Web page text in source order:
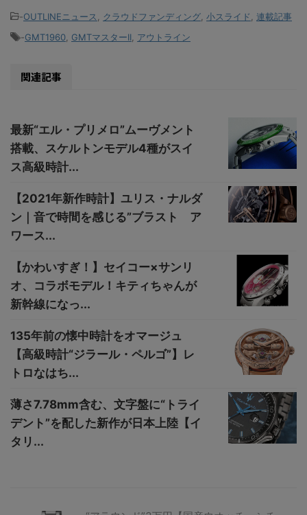
-OUTLINEニュース クラウドファンディング 小スライド
連載記事
-GMT1960 GMTマスターII アウトライン
関連記事
最新“エル・プリメロ”ムーヴメント
搭載、スケルトンモデル4種がスイ
ス高級時計...
【2021年新作時計】ユリス・ナルダ
ン｜音で時間を感じる”ブラスト ア
ワース...
【かわいすぎ！】セイコー×サンリ
オ、コラボモデル！キティちゃんが
新幹線になっ...
135年前の懐中時計をオマージュ
【高級時計“ジラール・ペルゴ”】レ
トロなはち...
薄さ7.78mm含む、文字盤に“トライ
デント”を配した新作が日本上陸【イ
タリ...